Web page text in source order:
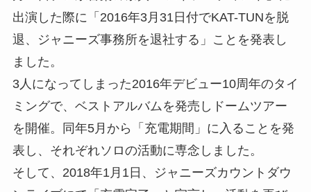
出演した際に「2016年3月31日付でKAT-TUNを脱
退、ジャニーズ事務所を退社する」ことを発表し
ました。
3人になってしまった2016年デビュー10周年のタイ
ミングで、ベストアルバムを発売しドームツアー
を開催。同年5月から「充電期間」に入ることを発
表し、それぞれソロの活動に専念しました。
そして、2018年1月1日、ジャニーズカウントダウ